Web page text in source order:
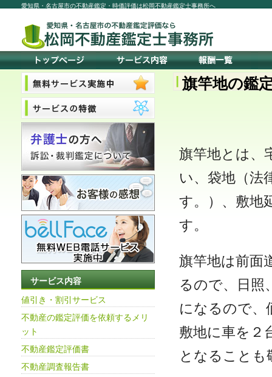
愛知県・名古屋市の不動産鑑定・時価評価は松岡不動産鑑定士事務所へ
旗竿地の鑑
旗竿地とは、
い、袋地（法
す。）、敷地
す。
旗竿地は前面
るので、日照
になるので、
敷地に車を２
となること
サービス内容
値引き・割引サービス
不動産の鑑定評価を依頼するメリ
ット
不動産鑑定評価書
不動産調査報告書